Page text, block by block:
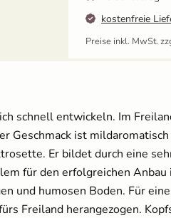
Ballbrause -
Anzuchtschalen
[Kunststoff] &
aus Holz
13,99 €
kostenfreie
Preise inkl. MwSt.
schnell entwickeln. Im
Geschmack ist
Er bildet durch eine
für den erfolgreichen
und humosen Boden. Für
Freiland herangezogen.